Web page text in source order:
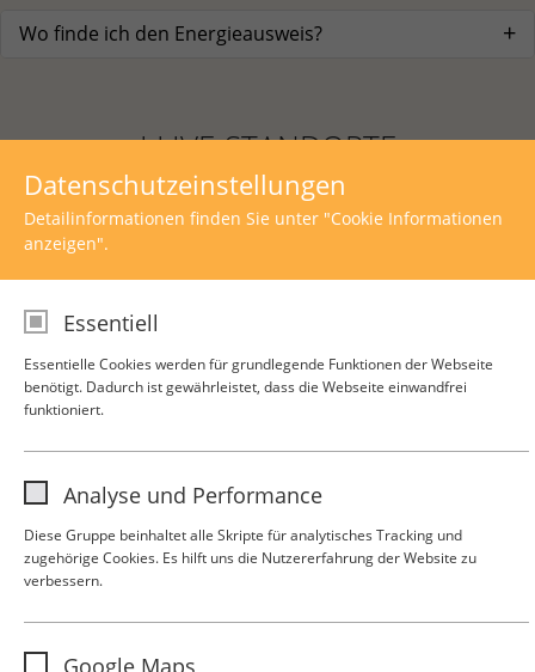
Wo finde ich den Energieausweis?
I LIVE-STANDORTE
Gibt es noch weitere i Live-Standorte?
Urban Living Köln
Mengelbergstraße 2
50676 Köln
Datenschutzeinstellungen
Detailinformationen finden Sie unter "Cookie Informationen
anzeigen".
Essentiell
Essentielle Cookies werden für grundlegende Funktionen der Webseite
benötigt. Dadurch ist gewährleistet, dass die Webseite einwandfrei
funktioniert.
Analyse und Performance
Diese Gruppe beinhaltet alle Skripte für analytisches Tracking und
zugehörige Cookies. Es hilft uns die Nutzererfahrung der Website zu
verbessern.
Google Maps